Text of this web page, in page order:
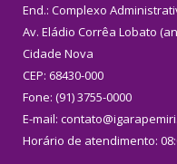
End.: Complexo
Av. Eládio Corrêa Lobato
Cidade Nova
CEP: 68430-000
Fone: (91) 3755-0000
E-mail:
Horário de atendimento: